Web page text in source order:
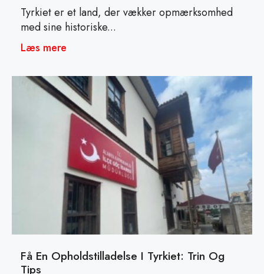
Tyrkiet er et land, der vækker opmærksomhed
med sine historiske...
Læs mere
Få En Opholdstilladelse I Tyrkiet: Trin Og
Tips